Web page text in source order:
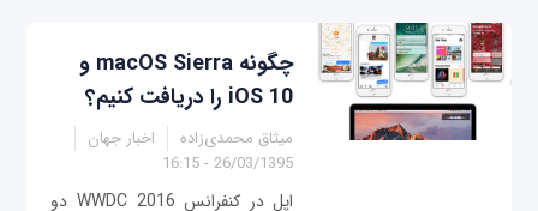
چگونه macOS Sierra و
iOS 10 را دریافت کنیم؟
میثاق محمدی‌زاده
اخبار جهان
26/03/1395 - 16:15
اپل در کنفرانس WWDC 2016 دو